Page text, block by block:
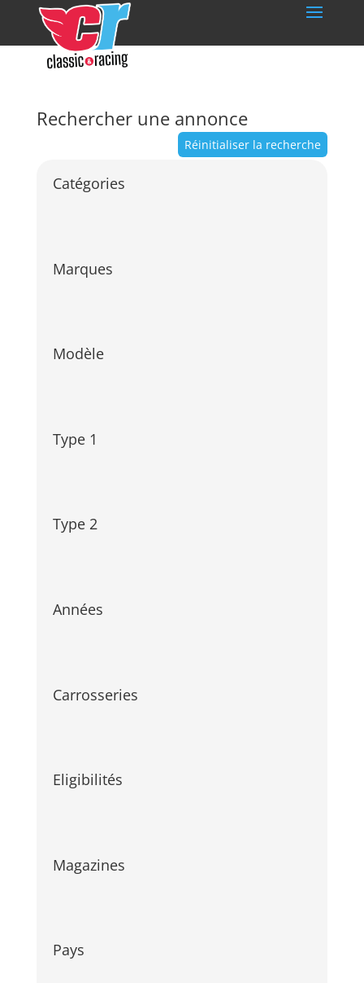
Rechercher une annonce
Réinitialiser la recherche
Catégories
Marques
Modèle
Type 1
Type 2
Années
Carrosseries
Eligibilités
Magazines
Pays